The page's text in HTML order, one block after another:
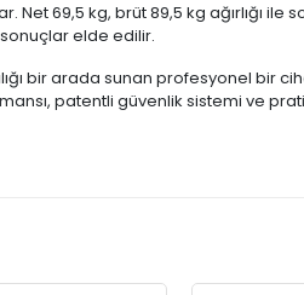
69,5 kg, brüt 89,5 kg ağırlığı ile
elde edilir.
bir arada sunan profesyonel bir
patentli güvenlik sistemi ve